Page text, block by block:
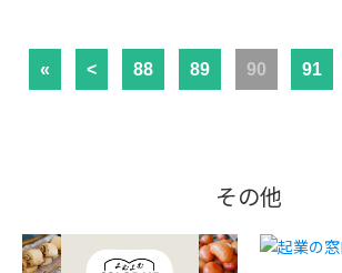
« < 88 89 90 91
その他